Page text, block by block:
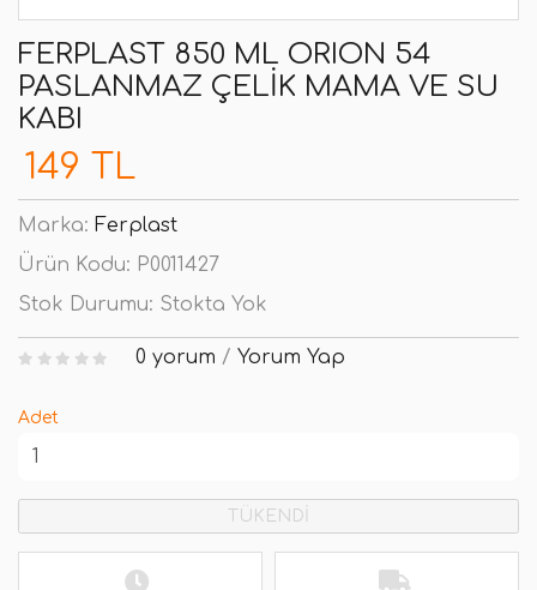
FERPLAST 850 ML ORION 54
PASLANMAZ ÇELIK MAMA VE SU
KABI
149 TL
Marka: Ferplast
Ürün Kodu: P0011427
Stok Durumu: Stokta Yok
0 yorum / Yorum Yap
Adet
TÜKENDİ